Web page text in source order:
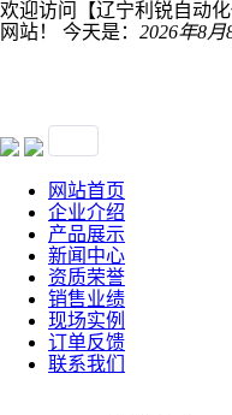
欢迎访问【辽宁利锐自动
网站！
今天是： 2026年8
网站首页
企业介绍
产品展示
新闻中心
资质荣誉
销售业绩
现场实例
订单反馈
联系我们